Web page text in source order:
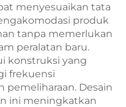
menyesuaikan tata
produk
tanpa memerlukan
peralatan baru.
konstruksi yang
frekuensi
Desain
ini meningkatkan